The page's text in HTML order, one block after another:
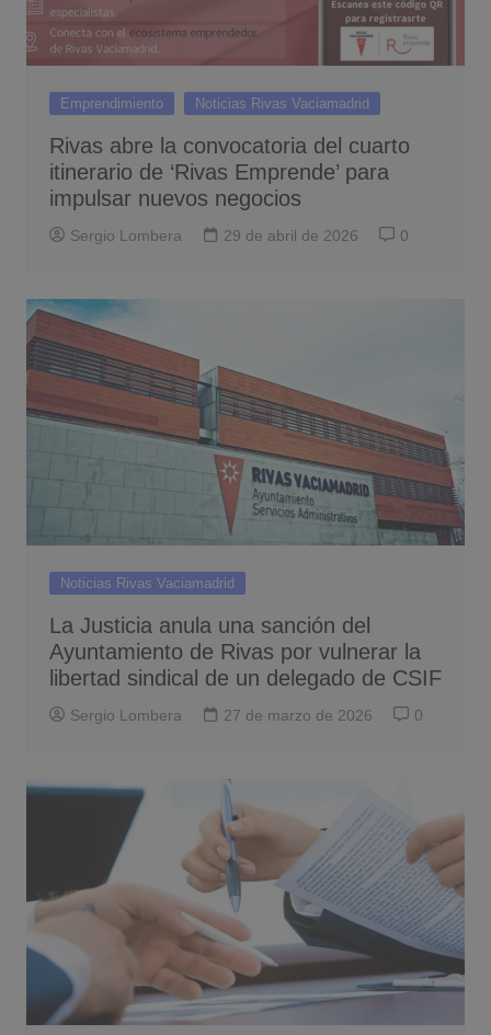
Emprendimiento Noticias Rivas Vaciamadrid
Rivas abre la convocatoria del cuarto
itinerario de ‘Rivas Emprende’ para
impulsar nuevos negocios
Sergio Lombera 29 de abril de 2026 0
Noticias Rivas Vaciamadrid
La Justicia anula una sanción del
Ayuntamiento de Rivas por vulnerar la
libertad sindical de un delegado de CSIF
Sergio Lombera 27 de marzo de 2026 0